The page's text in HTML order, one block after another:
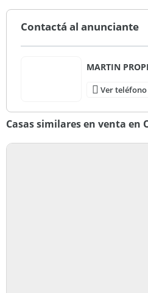
Contactá al anunciante
MARTIN
Ver teléfono
Casas similares en venta en